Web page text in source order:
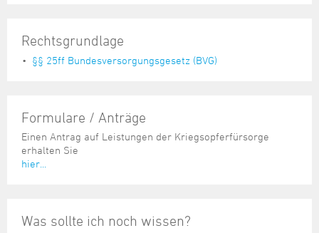
Rechtsgrundlage
§§ 25ff Bundesversorgungsgesetz (BVG)
Formulare / Anträge
Einen Antrag auf Leistungen der Kriegsopferfürsorge
erhalten Sie
hier...
Was sollte ich noch wissen?